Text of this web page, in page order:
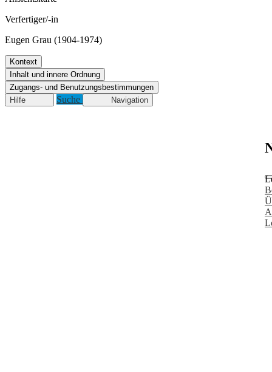
Verfertiger/-in
Eugen Grau (1904-1974)
Kontext
Inhalt und innere Ordnung
Zugangs- und Benutzungsbestimmungen
Hilfe
Suche Navigation